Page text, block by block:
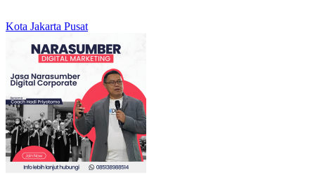
Kota Jakarta Pusat